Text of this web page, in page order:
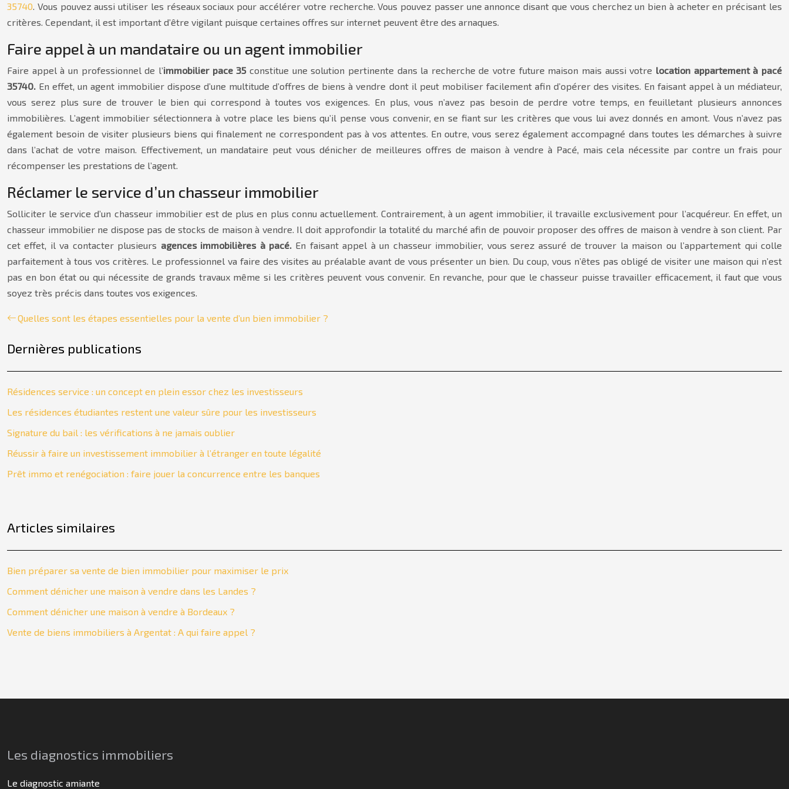
35740. Vous pouvez aussi utiliser les réseaux sociaux pour accélérer votre recherche. Vous pouvez passer une annonce disant que vous cherchez un bien à acheter en précisant les
critères. Cependant, il est important d’être vigilant puisque certaines offres sur internet peuvent être des arnaques.
Faire appel à un mandataire ou un agent immobilier
Faire appel à un professionnel de l’immobilier pace 35constitue une solution pertinente dans la recherche de votre future maison mais aussi votre location appartement à pacé
35740. En effet, un agent immobilier dispose d’une multitude d’offres de biens à vendre dont il peut mobiliser facilement afin d’opérer des visites. En faisant appel à un médiateur,
vous serez plus sure de trouver le bien qui correspond à toutes vos exigences. En plus, vous n’avez pas besoin de perdre votre temps, en feuilletant plusieurs annonces
immobilières. L’agent immobilier sélectionnera à votre place les biens qu’il pense vous convenir, en se fiant sur les critères que vous lui avez donnés en amont. Vous n’avez pas
également besoin de visiter plusieurs biens qui finalement ne correspondent pas à vos attentes. En outre, vous serez également accompagné dans toutes les démarches à suivre
dans l’achat de votre maison. Effectivement, un mandataire peut vous dénicher de meilleures offres de maison à vendre à Pacé, mais cela nécessite par contre un frais pour
récompenser les prestations de l’agent.
Réclamer le service d’un chasseur immobilier
Solliciter le service d’un chasseur immobilier est de plus en plus connu actuellement. Contrairement, à un agent immobilier, il travaille exclusivement pour l’acquéreur. En effet, un
chasseur immobilier ne dispose pas de stocks de maison à vendre. Il doit approfondir la totalité du marché afin de pouvoir proposer des offres de maison à vendre à son client. Par
cet effet, il va contacter plusieurs agences immobilières à pacé. En faisant appel à un chasseur immobilier, vous serez assuré de trouver la maison ou l’appartement qui colle
parfaitement à tous vos critères. Le professionnel va faire des visites au préalable avant de vous présenter un bien. Du coup, vous n’êtes pas obligé de visiter une maison qui n’est
pas en bon état ou qui nécessite de grands travaux même si les critères peuvent vous convenir. En revanche, pour que le chasseur puisse travailler efficacement, il faut que vous
soyez très précis dans toutes vos exigences.
Quelles sont les étapes essentielles pour la vente d’un bien immobilier ?
Dernières publications
Résidences service : un concept en plein essor chez les investisseurs
Les résidences étudiantes restent une valeur sûre pour les investisseurs
Signature du bail : les vérifications à ne jamais oublier
Réussir à faire un investissement immobilier à l’étranger en toute légalité
Prêt immo et renégociation : faire jouer la concurrence entre les banques
Articles similaires
Bien préparer sa vente de bien immobilier pour maximiser le prix
Comment dénicher une maison à vendre dans les Landes ?
Comment dénicher une maison à vendre à Bordeaux ?
Vente de biens immobiliers à Argentat : A qui faire appel ?
Les diagnostics immobiliers
Le diagnostic amiante